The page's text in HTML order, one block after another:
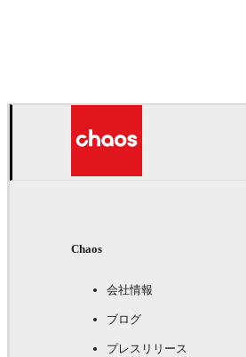
Chaos
会社情報
ブログ
プレスリリース